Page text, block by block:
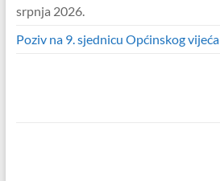
srpnja 2026.
Poziv na 9. sjednicu Općinskog vijeća